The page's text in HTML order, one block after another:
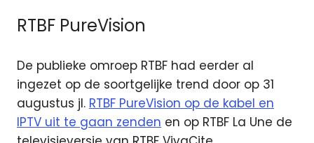
RTBF PureVision
De publieke omroep RTBF had eerder al
ingezet op de soortgelijke trend door op 31
augustus jl. RTBF PureVision op de kabel en
IPTV uit te gaan zenden en op RTBF La Une de